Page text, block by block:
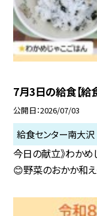
7月3日の給食【給
公開日 2026/07/03
給食センター南大沢
今日の献立》わか
😊野菜のおかか和え